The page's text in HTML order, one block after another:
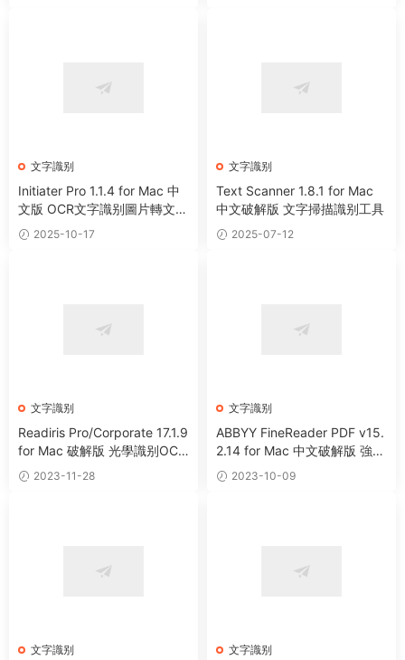
文字識别
Initiater Pro 1.1.4 for Mac 中
文版 OCR文字識别圖片轉文字
工具2025-10-17
文字識别
Text Scanner 1.8.1 for Mac
中文破解版 文字掃描識别工具
2025-07-12
文字識别
Readiris Pro/Corporate 17.1.9
for Mac 破解版 光學識别OCR
軟件2023-11-28
文字識别
ABBYY FineReader PDF v15.
2.14 for Mac 中文破解版 強大
OCR文字識别軟件
2023-10-09
文字識别 文字識别